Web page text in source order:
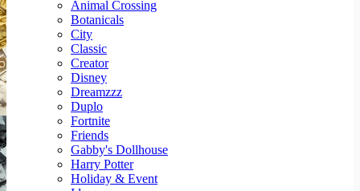
Animal Crossing
Botanicals
City
Classic
Creator
Disney
Dreamzzz
Duplo
Fortnite
Friends
Gabby's Dollhouse
Harry Potter
Holiday & Event